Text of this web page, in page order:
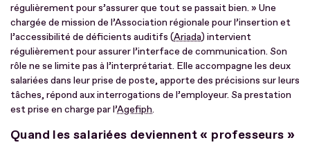
régulièrement pour s’assurer que tout se passait bien. » Une
chargée de mission de l’Association régionale pour l’insertion et
l’accessibilité de déficients auditifs (Ariada) intervient
régulièrement pour assurer l’interface de communication. Son
rôle ne se limite pas à l’interprétariat. Elle accompagne les deux
salariées dans leur prise de poste, apporte des précisions sur leurs
tâches, répond aux interrogations de l’employeur. Sa prestation
est prise en charge par l’Agefiph.
Quand les salariées deviennent « professeurs »